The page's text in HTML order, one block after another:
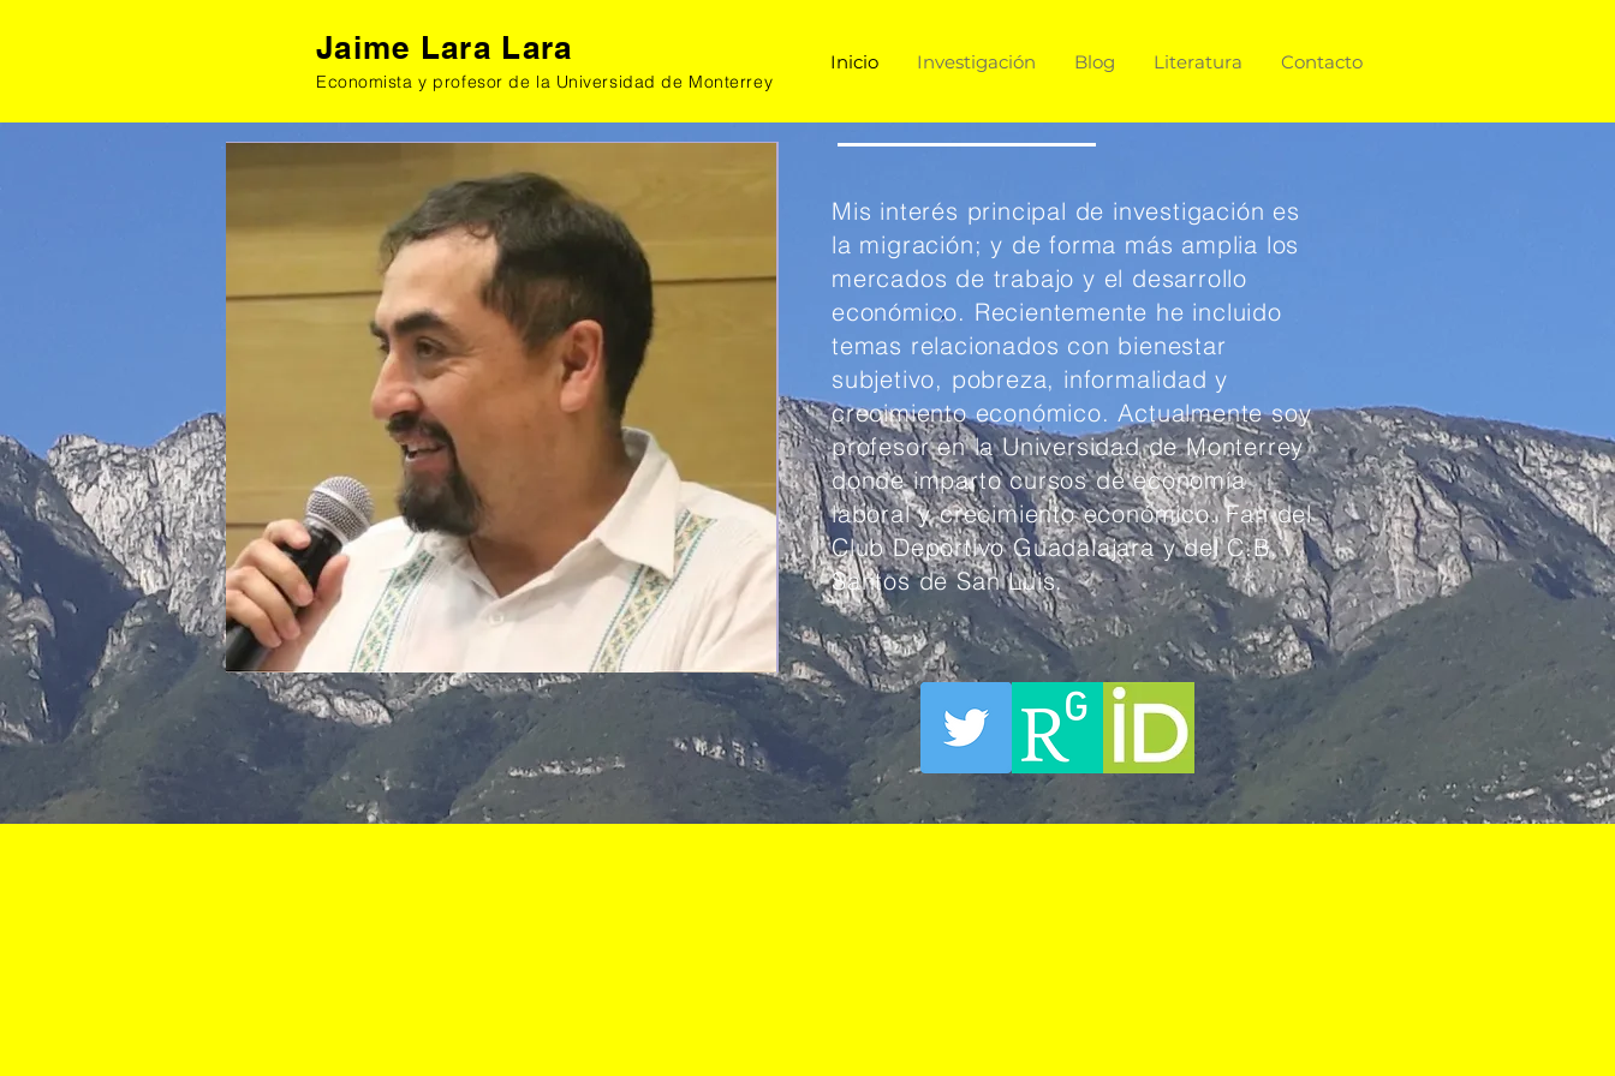
Jaime Lara Lara
Economista y profesor de la Universidad de Monterrey
Inicio Investigación Blog Literatura Contacto
Mis interés principal de investigación es
la migración; y de forma más amplia los
mercados de trabajo y el desarrollo
económico. Recientemente he incluido
temas relacionados con bienestar
subjetivo, pobreza, informalidad y
crecimiento económico. Actualmente soy
profesor en la Universidad de Monterrey
donde imparto cursos de economía
laboral y crecimiento económico. Fan del
Club Deportivo Guadalajara y del C.B.
Santos de San Luis.